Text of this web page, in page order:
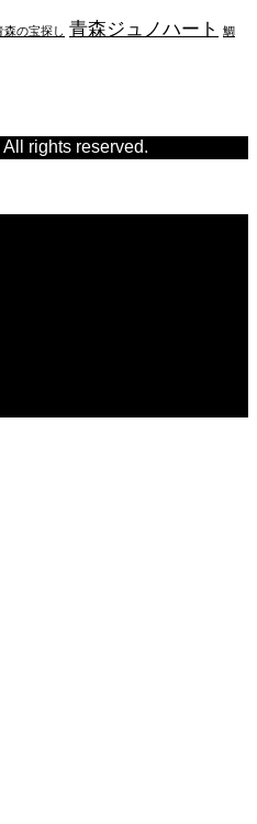
森の宝探し 青森ジュノハート 鯛
rights reserved.